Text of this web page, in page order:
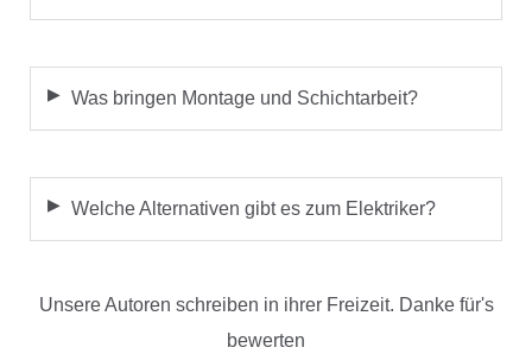
Was bringen Montage und Schichtarbeit?
Welche Alternativen gibt es zum Elektriker?
Unsere Autoren schreiben in ihrer Freizeit. Danke für's
bewerten